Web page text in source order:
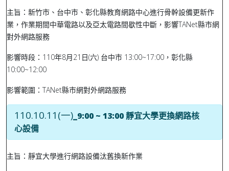
主旨 ：新竹市、台中市、彰化縣教育網路中心進行骨幹設備更新作
業，作業期間中華電路以及亞太電路間歇性中斷，影響TANet縣市網
對外網路服務
影響時段：110年8月21日(六) 台中市 13:00~17:00，彰化縣
10:00~12:00
影響範圍：TANet縣市網對外網路服務
110.10.11(一) _9:00 ~ 13:00 靜宜大學更換網路核
心設備
主旨 ：靜宜大學進行網路設備汰舊換新作業